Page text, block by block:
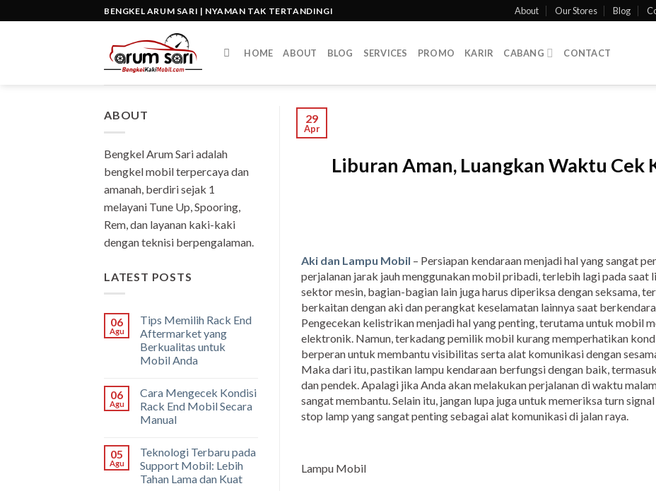
to
BENGKEL ARUM SARI | NYAMAN TAK TERTANDINGI About Our Stores Blog
HOME ABOUT BLOG SERVICES PROMO KARIR CABANG CONTACT
ABOUT
Bengkel Arum Sari adalah
bengkel mobil terpercaya dan
amanah, berdiri sejak 1
melayani Tune Up, Spooring,
Rem, dan layanan kaki-kaki
dengan teknisi berpengalaman.
LATEST POSTS
06
Agu
Tips Memilih Rack End
Aftermarket yang
Berkualitas untuk
Mobil Anda
06
Agu
Cara Mengecek Kondisi
Rack End Mobil Secara
Manual
05
Agu
Teknologi Terbaru pada
Support Mobil: Lebih
Tahan Lama dan Kuat
29
Apr
Liburan Aman, Luangkan Waktu Cek
Aki dan Lampu Mobil – Persiapan kendaraan menjadi hal yang sangat
perjalanan jarak jauh menggunakan mobil pribadi, terlebih lagi pada saat
sektor mesin, bagian-bagian lain juga harus diperiksa dengan seksama,
berkaitan dengan aki dan perangkat keselamatan lainnya saat berkendara.
Pengecekan kelistrikan menjadi hal yang penting, terutama untuk mobil
elektronik. Namun, terkadang pemilik mobil kurang memperhatikan
berperan untuk membantu visibilitas serta alat komunikasi dengan
Maka dari itu, pastikan lampu kendaraan berfungsi dengan baik,
dan pendek. Apalagi jika Anda akan melakukan perjalanan di waktu
sangat membantu. Selain itu, jangan lupa juga untuk memeriksa turn
stop lamp yang sangat penting sebagai alat komunikasi di jalan raya.
Lampu Mobil